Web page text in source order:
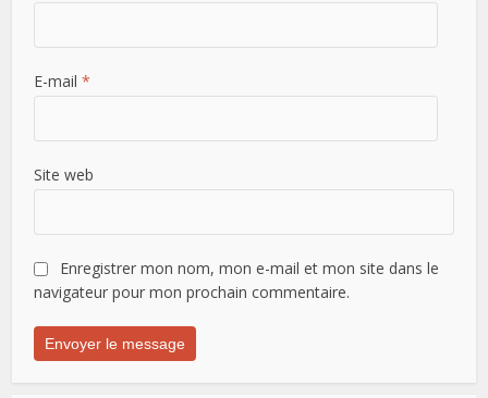
E-mail*
Site web
Enregistrer mon nom, mon e-mail et mon site dans le
navigateur pour mon prochain commentaire.